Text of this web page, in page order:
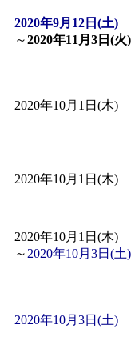
「皆
「子
2026/
子
間：
子
間：
2020年9月12日(土)
～2020年11月3日(火)
2020年10月1日(木)
2020年10月1日(木)
2020年10月1日(木)
～ 2020年10月3日(土)
2020年10月3日(土)